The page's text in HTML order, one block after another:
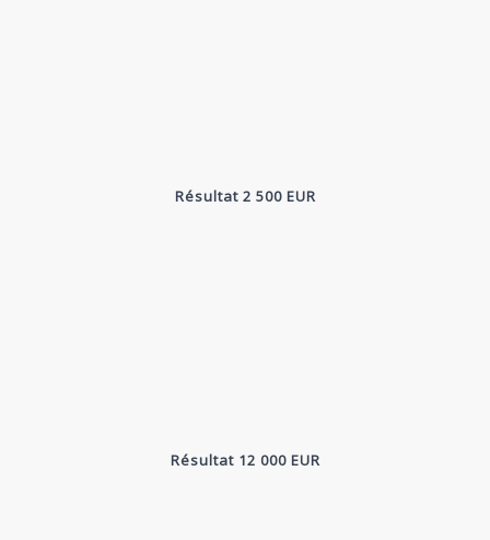
Résultat 2 500 EUR
Résultat 12 000 EUR